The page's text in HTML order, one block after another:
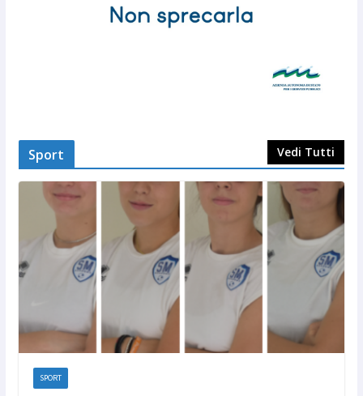
Sport Vedi Tutti
SPORT